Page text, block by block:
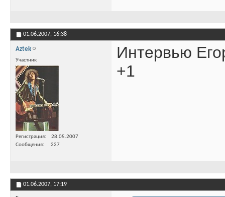
01.06.2007, 16:38
Aztek
Участник
Регистрация
28.05.2007
Сообщения
227
Интервью
+1
01.06.2007, 17:19